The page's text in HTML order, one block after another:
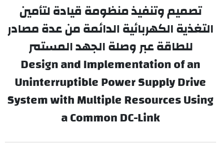
تصميم وتنفيذ منظومة قيادة لتأمين
التغذية الكهربائية الدائمة من عدة مصادر
للطاقة عبر وصلة الجهد المستمر
Design and Implementation of an
Uninterruptible Power Supply Drive
System with Multiple Resources Using
a Common DC-Link